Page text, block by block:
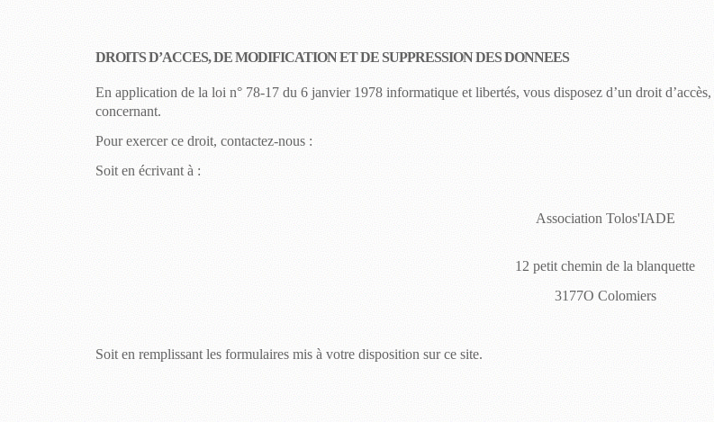
DROITS D’ACCES, DE MODIFICATION ET DE SUPPRESSION DES DONNEES
En application de la loi n° 78-17 du 6 janvier 1978 informatique et libertés, vous disposez d’un droit
concernant.
Pour exercer ce droit, contactez-nous :
Soit en écrivant à :
Association Tolos'IADE
12 petit chemin de la blanquette
3177O Colomiers
Soit en remplissant les formulaires mis à votre disposition sur ce site.